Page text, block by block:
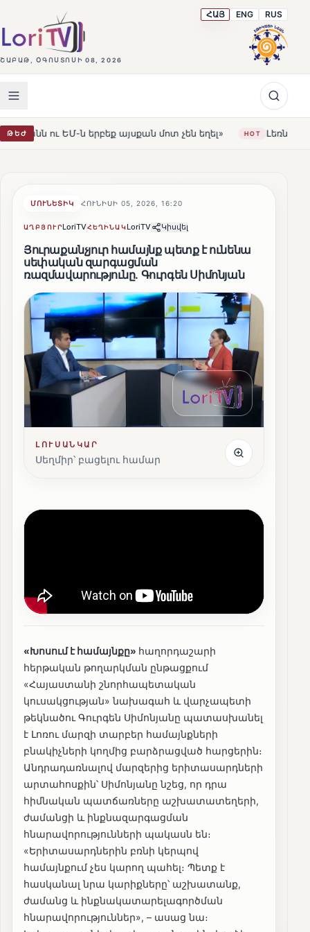
ՇԱԲԱԹ, ՕԳՈՍՏՈՍԻ 08, 2026
ՀԱՅ ENG RUS
ԹԵԺ
այսքան մոտ չեն եղել» HOT Լեռնահովիտի Սուրբ
ՄՈՒՆԵՏԻԿ ՀՈՒՆԻՍԻ 05, 2026, 16:20
ԱՂԲՅՈՒՐLoriTVՀԵՂԻՆԱԿLoriTV Կիսվել
Յուրաքանչյուր համայնք պետք է ունենա
սեփական զարգացման
ռազմավարությունը. Գուրգեն Սիմոնյան
ԼՈՒՍԱՆԿԱՐ
Սեղմիր՝ բացելու համար
«Խոսում է համայնքը» հաղորդաշարի
հերթական թողարկման ընթացքում
«Հայաստանի շնորհապետական
կուսակցության» նախագահ և վարչապետի
թեկնածու Գուրգեն Սիմոնյանը պատասխանել
է Լոռու մարզի տարբեր համայնքների
բնակիչների կողմից բարձրացված հարցերին։
Անդրադառնալով մարզերից երիտասարդների
արտահոսքին՝ Սիմոնյանը նշեց, որ դրա
հիմնական պատճառները աշխատատեղերի,
ժամանցի և ինքնազարգացման
հնարավորությունների պակասն են։
«Երիտասարդներին բռնի կերպով
համայնքում չես կարող պահել։ Պետք է
հասկանալ նրա կարիքները՝ աշխատանք,
ժամանց և ինքնակատարելագործման
հնարավորություններ», – ասաց նա։